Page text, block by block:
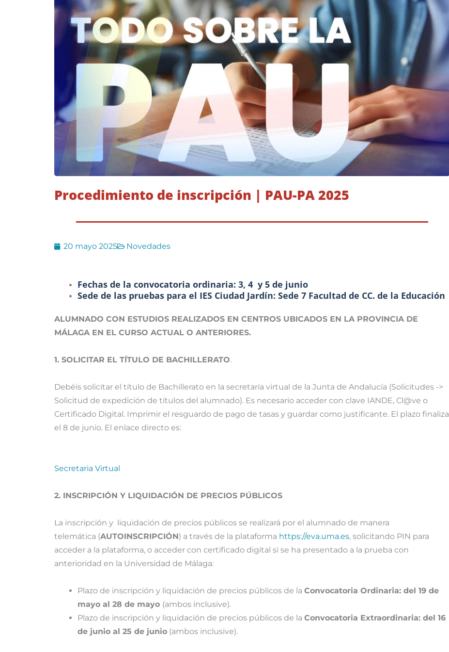
Procedimiento de inscripción | PAU-PA 2025
20 mayo 2025 Novedades
Fechas de la convocatoria ordinaria: 3, 4 y 5 de junio
Sede de las pruebas para el IES Ciudad Jardín: Sede 7 Facultad de CC. de la Educación
ALUMNADO CON ESTUDIOS REALIZADOS EN CENTROS UBICADOS EN LA PROVINCIA DE
MÁLAGA EN EL CURSO ACTUAL O ANTERIORES.
1. SOLICITAR EL TÍTULO DE BACHILLERATO.
Debéis solicitar el título de Bachillerato en la secretaría virtual de la Junta de Andalucía (Solicitudes ->
Solicitud de expedición de títulos del alumnado). Es necesario acceder con clave IANDE, Cl@ve o
Certificado Digital. Imprimir el resguardo de pago de tasas y guardar como justificante. El plazo finaliza
el 8 de junio. El enlace directo es:
Secretaria Virtual
2. INSCRIPCIÓN Y LIQUIDACIÓN DE PRECIOS PÚBLICOS
La inscripción y liquidación de precios públicos se realizará por el alumnado de manera
telemática (AUTOINSCRIPCIÓN) a través de la plataforma https://eva.uma.es, solicitando PIN para
acceder a la plataforma, o acceder con certificado digital si se ha presentado a la prueba con
anterioridad en la Universidad de Málaga:
Plazo de inscripción y liquidación de precios públicos de la Convocatoria Ordinaria: del 19 de
mayo al 28 de mayo (ambos inclusive).
Plazo de inscripción y liquidación de precios públicos de la Convocatoria Extraordinaria: del 16
de junio al 25 de junio (ambos inclusive).